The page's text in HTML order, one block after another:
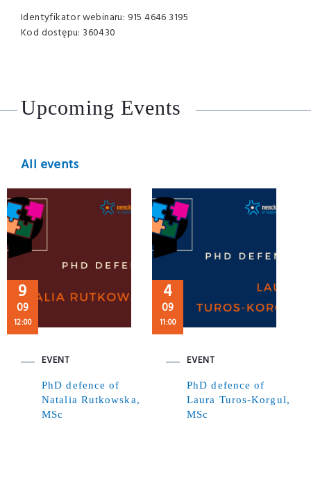
Identyfikator webinaru: 915 4646 3195
Kod dostępu: 360430
Upcoming Events
All events
9
09
12:00
EVENT
PhD defence of
Natalia Rutkowska,
MSc
4
09
11:00
EVENT
PhD defence of
Laura Turos-Korgul,
MSc